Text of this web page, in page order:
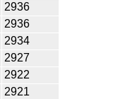
2936
2936
2934
2927
2922
2921